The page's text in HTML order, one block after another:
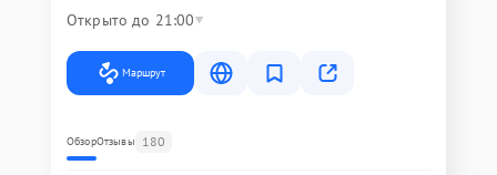
Открыто до 21:00
Маршрут
ОбзорОтзывы 180